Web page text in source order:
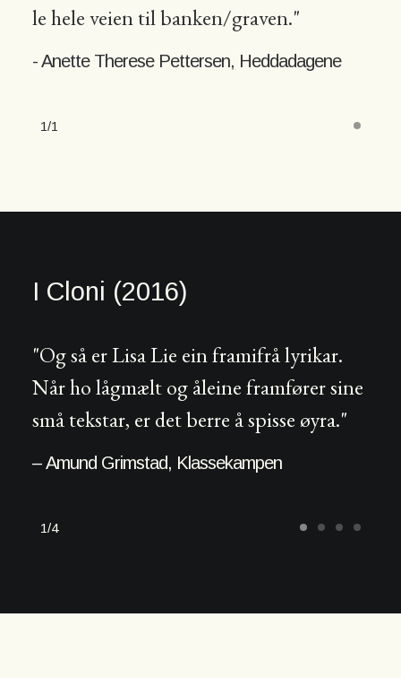
le hele veien til banken/graven."
- Anette Therese Pettersen, Heddadagene
1 1
I Cloni (2016)
"Og så er Lisa Lie ein framifrå lyrikar.
Når ho lågmælt og åleine framfører sine
små tekstar, er det berre å spisse øyra."
– Amund Grimstad, Klassekampen
1 4